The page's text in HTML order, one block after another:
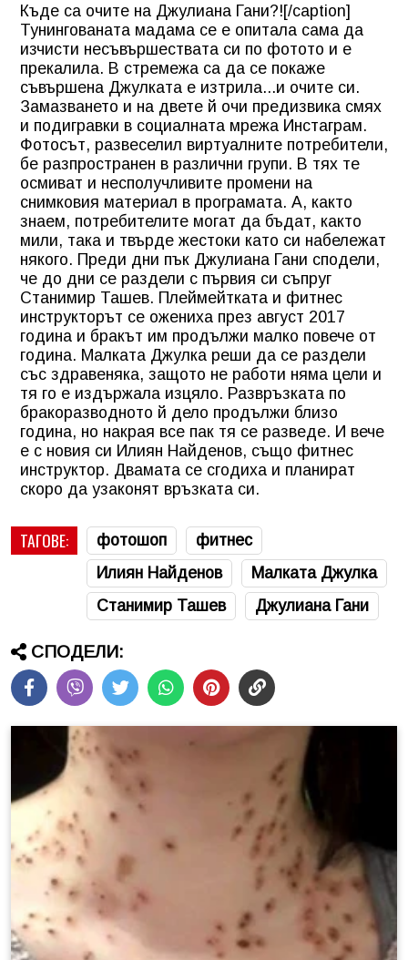
Къде са очите на Джулиана Гани?![/caption]
Тунингованата мадама се е опитала сама да
изчисти несъвършествата си по фотото и е
прекалила. В стремежа са да се покаже
съвършена Джулката е изтрила...и очите си.
Замазването и на двете й очи предизвика смях
и подигравки в социалната мрежа Инстаграм.
Фотосът, развеселил виртуалните потребители,
бе разпространен в различни групи. В тях те
осмиват и несполучливите промени на
снимковия материал в програмата. А, както
знаем, потребителите могат да бъдат, както
мили, така и твърде жестоки като си набележат
някого. Преди дни пък Джулиана Гани сподели,
че до дни се раздели с първия си съпруг
Станимир Ташев. Плеймейтката и фитнес
инструкторът се ожениха през август 2017
година и бракът им продължи малко повече от
година. Малката Джулка реши да се раздели
със здравеняка, защото не работи няма цели и
тя го е издържала изцяло. Развръзката по
бракоразводното й дело продължи близо
година, но накрая все пак тя се разведе. И вече
е с новия си Илиян Найденов, също фитнес
инструктор. Двамата се сгодиха и планират
скоро да узаконят връзката си.
ТАГОВЕ: фотошоп
фитнес
Илиян Найденов
Малката Джулка
Станимир Ташев
Джулиана Гани
СПОДЕЛИ: